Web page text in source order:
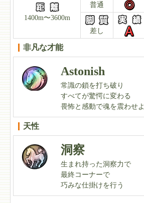
1400m〜3600m
普通
差し
非凡な才能
Astonish
常識の鎖を打ち破り
すべてが驚愕に変わる
畏怖と感動で魂を震わせよ
天性
洞察
生まれ持った洞察力で
最終コーナーで
巧みな仕掛けを行う